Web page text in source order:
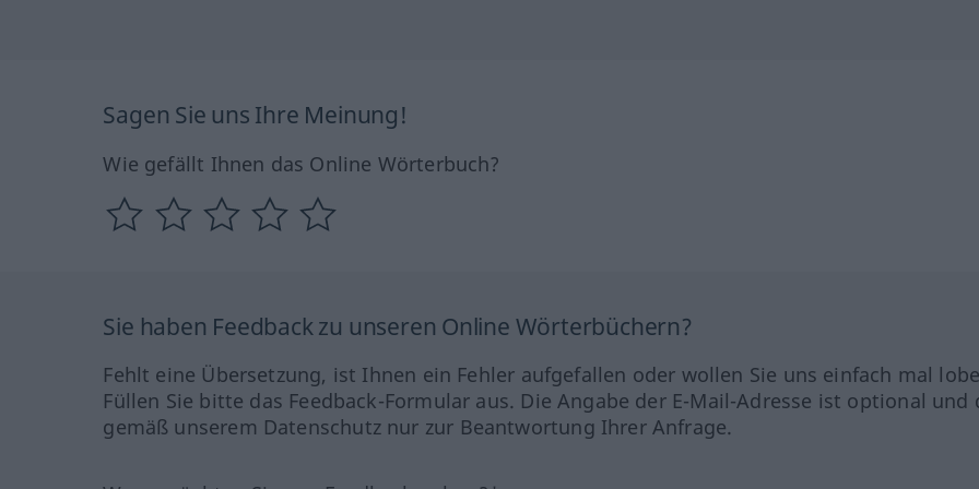
Sagen Sie uns Ihre Meinung!
Wie gefällt Ihnen das Online Wörterbuch?
Sie haben Feedback zu unseren Online Wörterbüchern?
Fehlt eine Übersetzung, ist Ihnen ein Fehler aufgefallen oder wollen Sie uns einfach mal
Füllen Sie bitte das Feedback-Formular aus. Die Angabe der E-Mail-Adresse ist optional und
gemäß unserem Datenschutz nur zur Beantwortung Ihrer Anfrage.